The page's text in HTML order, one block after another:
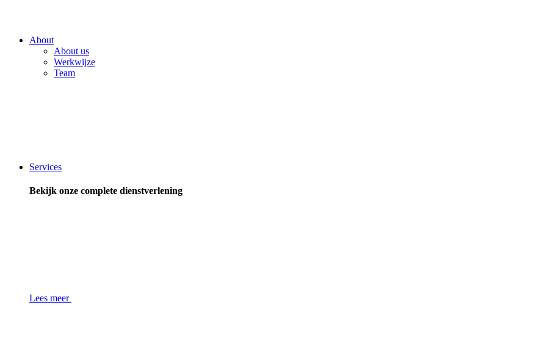
About
About us
Werkwijze
Team
Services
Bekijk onze complete dienstverlening
Lees meer